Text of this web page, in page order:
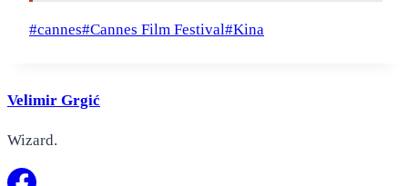
Post
#cannes#Cannes Film Festival#Kina
Velimir Grgić
Wizard.